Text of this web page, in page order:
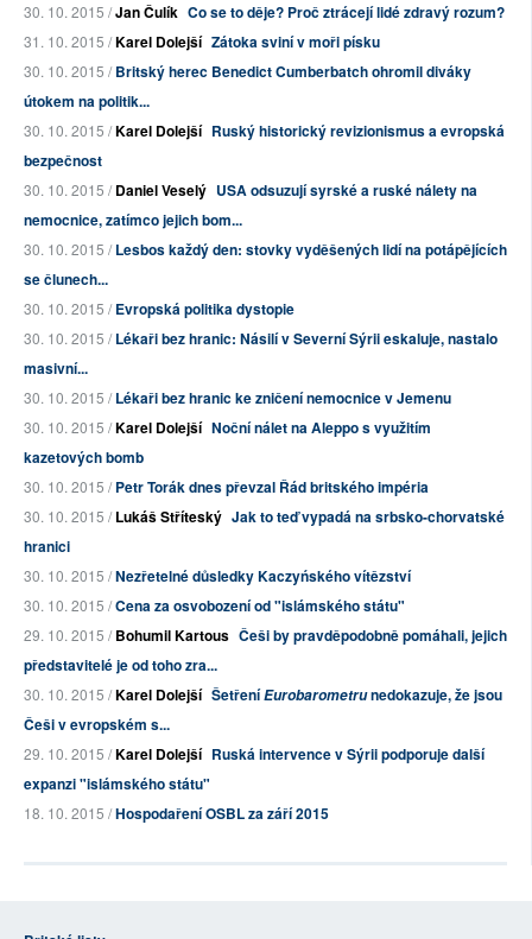
30. 10. 2015 /Jan Čulík Co se to děje? Proč ztrácejí lidé zdravý rozum?
31. 10. 2015 /Karel Dolejší Zátoka sviní v moři písku
30. 10. 2015 /Britský herec Benedict Cumberbatch ohromil diváky
útokem na politik...
30. 10. 2015 /Karel Dolejší Ruský historický revizionismus a evropská
bezpečnost
30. 10. 2015 /Daniel Veselý USA odsuzují syrské a ruské nálety na
nemocnice, zatímco jejich bom...
30. 10. 2015 /Lesbos každý den: stovky vyděšených lidí na potápějících
se člunech...
30. 10. 2015 /Evropská politika dystopie
30. 10. 2015 /Lékaři bez hranic: Násilí v Severní Sýrii eskaluje, nastalo
masivní...
30. 10. 2015 /Lékaři bez hranic ke zničení nemocnice v Jemenu
30. 10. 2015 /Karel Dolejší Noční nálet na Aleppo s využitím
kazetových bomb
30. 10. 2015 /Petr Torák dnes převzal Řád britského impéria
30. 10. 2015 /Lukáš Stříteský Jak to teď vypadá na srbsko-chorvatské
hranici
30. 10. 2015 /Nezřetelné důsledky Kaczyńského vítězství
30. 10. 2015 /Cena za osvobození od "islámského státu"
29. 10. 2015 /Bohumil Kartous Češi by pravděpodobně pomáhali, jejich
představitelé je od toho zra...
30. 10. 2015 /Karel Dolejší ŠetřeníEurobarometrunedokazuje, že jsou
Češi v evropském s...
29. 10. 2015 /Karel Dolejší Ruská intervence v Sýrii podporuje další
expanzi "islámského státu"
18. 10. 2015 /Hospodaření OSBL za září 2015